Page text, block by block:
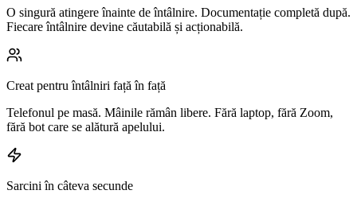
O singură atingere înainte de întâlnire. Documentație completă după.
Fiecare întâlnire devine căutabilă și acționabilă.
Creat pentru întâlniri față în față
Telefonul pe masă. Mâinile rămân libere. Fără laptop, fără Zoom,
fără bot care se alătură apelului.
Sarcini în câteva secunde